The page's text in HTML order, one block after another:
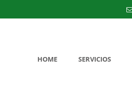
HOME SERVICIOS